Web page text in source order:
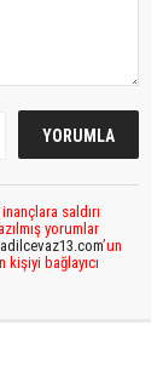
saldırı
yorumlar
’un
bağlayıcı